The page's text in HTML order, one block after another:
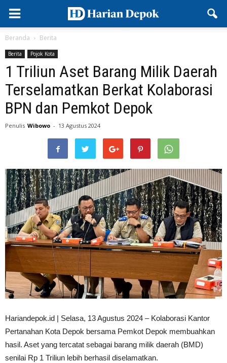
Beranda Berita
Berita Pojok Kota
1 Triliun Aset Barang Milik Daerah
Terselamatkan Berkat Kolaborasi
BPN dan Pemkot Depok
Penulis Wibowo - 13 Agustus 2024
Hariandepok.id | Selasa, 13 Agustus 2024 – Kolaborasi Kantor
Pertanahan Kota Depok bersama Pemkot Depok membuahkan
hasil. Aset yang tercatat sebagai barang milik daerah (BMD)
senilai Rp 1 Triliun lebih berhasil diselamatkan.